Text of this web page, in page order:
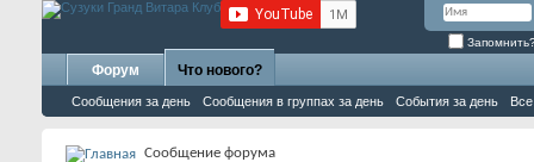
Форум Что нового?
Сообщения за день Сообщения в группах за день События за день
Сообщение форума